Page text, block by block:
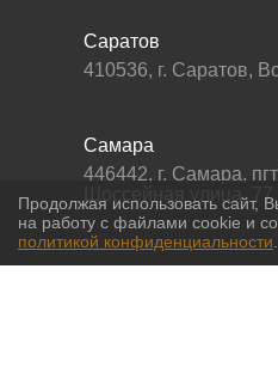
Саратов
410536, г. Саратов,
Самара
446442, г. Самара,
Шоссейная улица, 77,
Продолжая использовать сайт,
на работу с файлами cookie и
политикой конфиденциальности